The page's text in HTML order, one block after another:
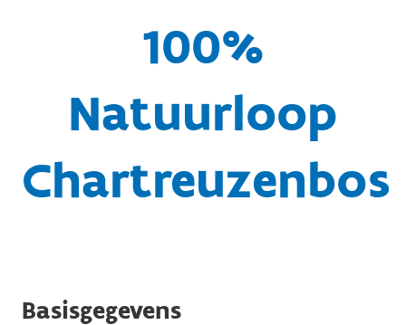
100%
Natuurloop
Chartreuzenbos
Basisgegevens